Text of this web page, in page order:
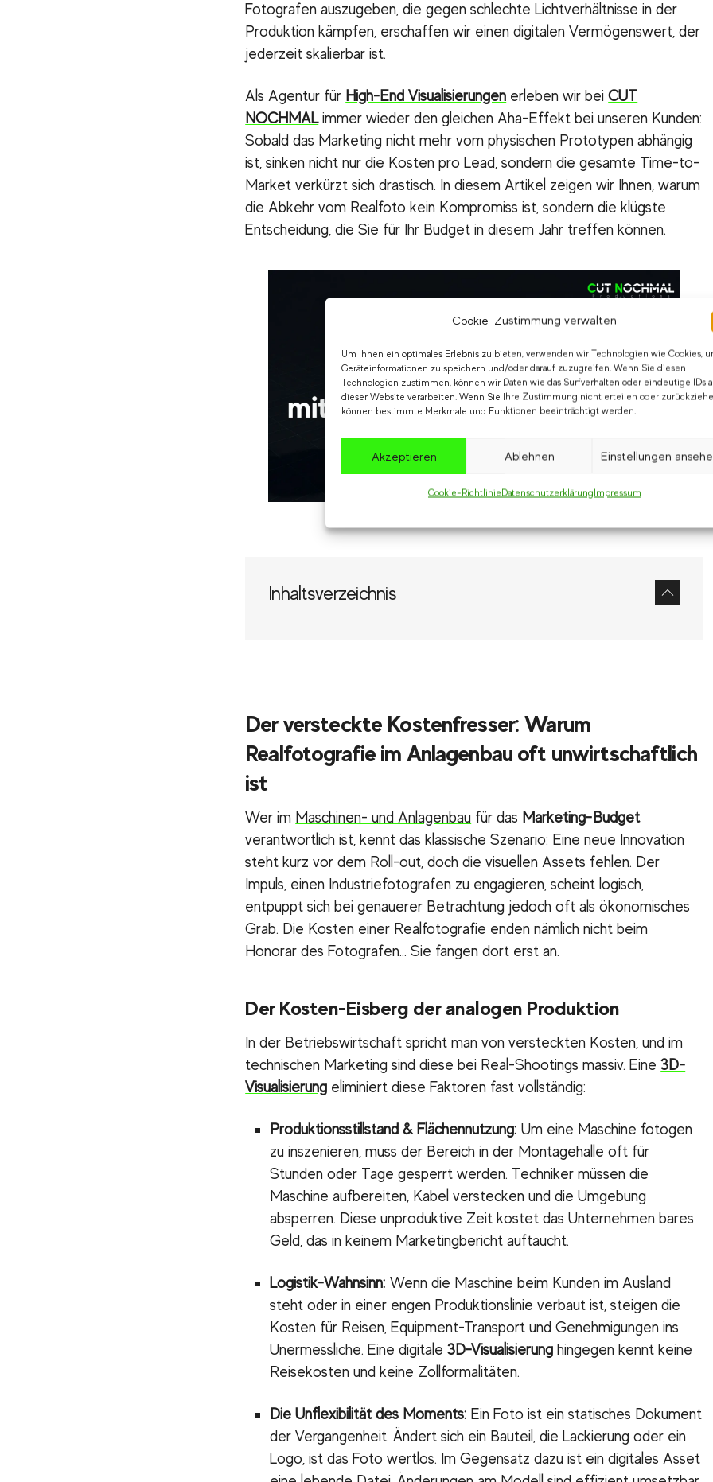
Cookie-Zustimmung verwalten
Um Ihnen ein optimales Erlebnis zu bieten, verwenden wir Technologien wie Cookies,
Geräteinformationen zu speichern und/oder darauf zuzugreifen. Wenn Sie diesen
Technologien zustimmen, können wir Daten wie das Surfverhalten oder eindeutige IDs
dieser Website verarbeiten. Wenn Sie Ihre Zustimmung nicht erteilen oder
können bestimmte Merkmale und Funktionen beeinträchtigt werden.
Akzeptieren Ablehnen Einstellungen
Cookie-RichtlinieDatenschutzerklärungImpressum
Fotografen auszugeben, die gegen schlechte Lichtverhältnisse in der
Produktion kämpfen, erschaffen wir einen digitalen Vermögenswert, der
jederzeit skalierbar ist.
Als Agentur für High-End Visualisierungen erleben wir beiCUT
NOCHMALimmer wieder den gleichen Aha-Effekt bei unseren Kunden:
Sobald das Marketing nicht mehr vom physischen Prototypen abhängig
ist, sinken nicht nur die Kosten pro Lead, sondern die gesamte Time-to-
Market verkürzt sich drastisch. In diesem Artikel zeigen wir Ihnen, warum
die Abkehr vom Realfoto kein Kompromiss ist, sondern die klügste
Entscheidung, die Sie für Ihr Budget in diesem Jahr treffen können.
Inhaltsverzeichnis
Der versteckte Kostenfresser: Warum
Realfotografie im Anlagenbau oft unwirtschaftlich
ist
Wer im Maschinen- und Anlagenbau für das Marketing-Budget
verantwortlich ist, kennt das klassische Szenario: Eine neue Innovation
steht kurz vor dem Roll-out, doch die visuellen Assets fehlen. Der
Impuls, einen Industriefotografen zu engagieren, scheint logisch,
entpuppt sich bei genauerer Betrachtung jedoch oft als ökonomisches
Grab. Die Kosten einer Realfotografie enden nämlich nicht beim
Honorar des Fotografen… Sie fangen dort erst an.
Der Kosten-Eisberg der analogen Produktion
In der Betriebswirtschaft spricht man von versteckten Kosten, und im
technischen Marketing sind diese bei Real-Shootings massiv. Eine3D-
Visualisierung eliminiert diese Faktoren fast vollständig:
Produktionsstillstand & Flächennutzung: Um eine Maschine fotogen
zu inszenieren, muss der Bereich in der Montagehalle oft für
Stunden oder Tage gesperrt werden. Techniker müssen die
Maschine aufbereiten, Kabel verstecken und die Umgebung
absperren. Diese unproduktive Zeit kostet das Unternehmen bares
Geld, das in keinem Marketingbericht auftaucht.
Logistik-Wahnsinn: Wenn die Maschine beim Kunden im Ausland
steht oder in einer engen Produktionslinie verbaut ist, steigen die
Kosten für Reisen, Equipment-Transport und Genehmigungen ins
Unermessliche. Eine digitale 3D-Visualisierunghingegen kennt keine
Reisekosten und keine Zollformalitäten.
Die Unflexibilität des Moments: Ein Foto ist ein statisches Dokument
der Vergangenheit. Ändert sich ein Bauteil, die Lackierung oder ein
Logo, ist das Foto wertlos. Im Gegensatz dazu ist ein digitales Asset